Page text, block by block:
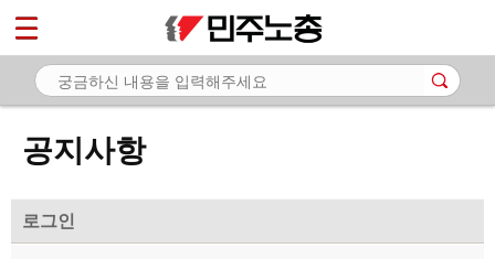
공지사항
로그인
마이페이지
소개
- 공지사항
- 성명·보도